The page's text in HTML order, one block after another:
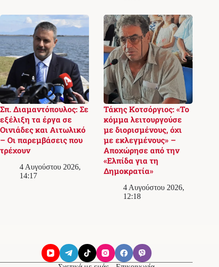
Σπ. Διαμαντόπουλος: Σε
εξέλιξη τα έργα σε
Οινιάδες και Αιτωλικό
– Οι παρεμβάσεις που
τρέχουν
4 Αυγούστου 2026,
14:17
Τάκης Κοτσόργιος: «Το
κόμμα λειτουργούσε
με διορισμένους, όχι
με εκλεγμένους» –
Αποχώρησε από την
«Ελπίδα για τη
Δημοκρατία»
4 Αυγούστου 2026,
12:18